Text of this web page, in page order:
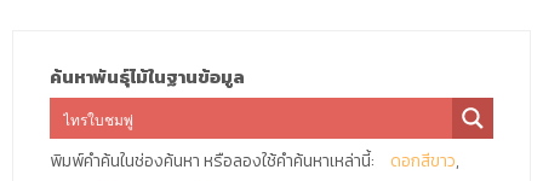
ค้นหาพันธุ์ไม้ในฐานข้อมูล
พิมพ์คำค้นในช่องค้นหา หรือลองใช้คำค้นหาเหล่านี้:
ดอกสีขาว